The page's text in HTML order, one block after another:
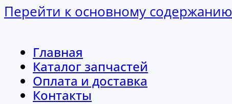
Перейти к основному содержанию
Главная
Каталог запчастей
Оплата и доставка
Контакты